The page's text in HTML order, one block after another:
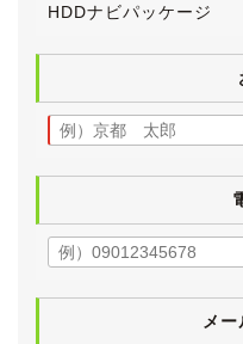
タイヤはHankook製で
の使用感はあるものの
たれています。
ヤニ汚れやタバコ臭、
ンテリアです。 気持ち
庫時に業務用除菌スチ
ョンの両側パワースラ
ベンチシートの８人乗
HDDナビパッケージ
メ